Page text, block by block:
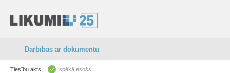
Darbības ar dokumentu
Tiesību akts: spēkā esošs